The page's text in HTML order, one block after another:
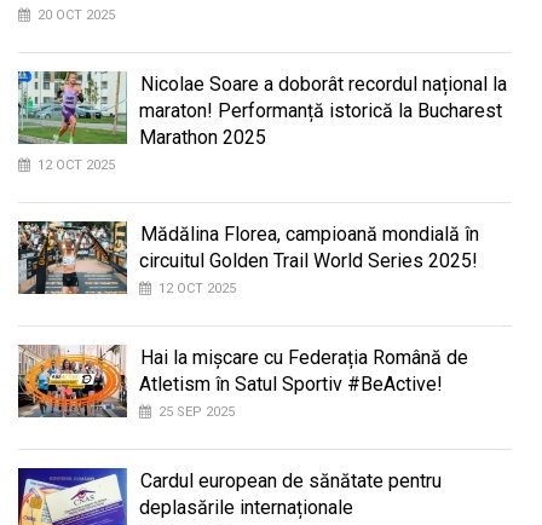
20 OCT 2025
Nicolae Soare a doborât recordul național la
maraton! Performanță istorică la Bucharest
Marathon 2025
12 OCT 2025
Mădălina Florea, campioană mondială în
circuitul Golden Trail World Series 2025!
12 OCT 2025
Hai la mișcare cu Federația Română de
Atletism în Satul Sportiv #BeActive!
25 SEP 2025
Cardul european de sănătate pentru
deplasările internaționale